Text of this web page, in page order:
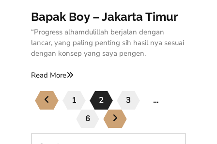
Bapak Boy – Jakarta Timur
“Progress alhamdulillah berjalan dengan
lancar, yang paling penting sih hasil nya sesuai
dengan konsep yang saya pengen.
Read More
1 2 3
…
6